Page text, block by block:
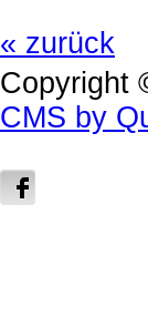
« zurück
Copyright
CMS by